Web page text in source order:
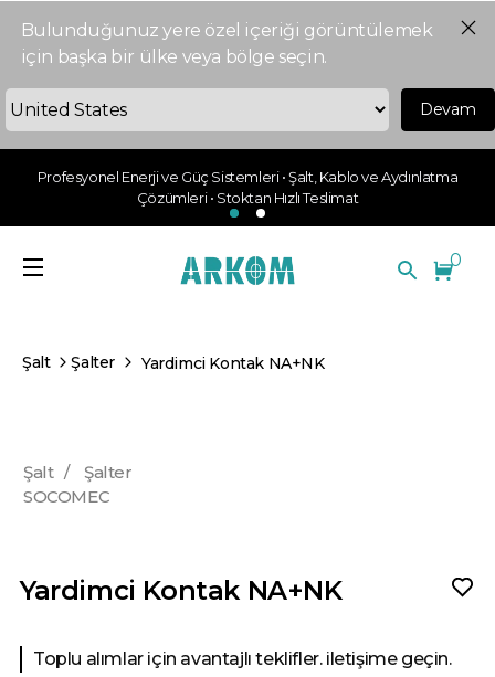
Bulunduğunuz yere özel içeriği görüntülemek
için başka bir ülke veya bölge seçin.
Devam
Profesyonel Enerji ve Güç Sistemleri • Şalt, Kablo ve Aydınlatma
Çözümleri • Stoktan Hızlı Teslimat
0
Şalt Şalter Yardimci Kontak NA+NK
Şalt /
Şalter
SOCOMEC
Yardimci Kontak NA+NK
Toplu alımlar için avantajlı teklifler. iletişime geçin.